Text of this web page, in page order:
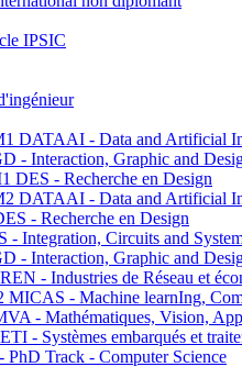
IPSIC
DATAAI - Data and Artificial
- Interaction, Graphic and
DES - Recherche en Design
DATAAI - Data and Artificial
- Recherche en Design
- Integration, Circuits and
- Interaction, Graphic and
- Industries de Réseau et
- Machine learnIng,
- Mathématiques, Vision,
- Systèmes embarqués et
Track - Computer Science